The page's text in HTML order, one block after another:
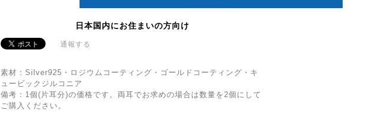
日本国内にお住まいの方向け
通報する
素材：Silver925・ロジウムコーティング・ゴールドコーティング・キ
ュービックジルコニア
備考：1個(片耳分)の価格です。両耳でお求めの場合は数量を2個にして
ご購入ください。